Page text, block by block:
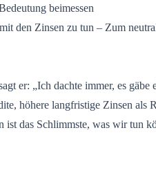
beimessen
den Zinsen zu tun – Zum
er: „Ich dachte immer, es gäbe
höhere langfristige Zinsen als
ist das Schlimmste, was wir tun